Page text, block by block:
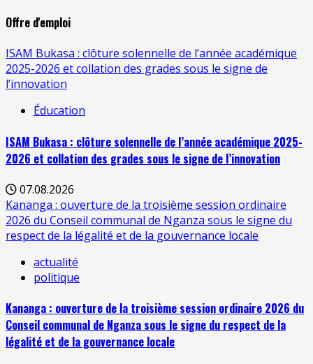
Offre d'emploi
ISAM Bukasa : clôture solennelle de l’année académique
2025-2026 et collation des grades sous le signe de
l’innovation
Éducation
ISAM Bukasa : clôture solennelle de l’année académique 2025-
2026 et collation des grades sous le signe de l’innovation
07.08.2026
Kananga : ouverture de la troisième session ordinaire
2026 du Conseil communal de Nganza sous le signe du
respect de la légalité et de la gouvernance locale
actualité
politique
Kananga : ouverture de la troisième session ordinaire 2026 du
Conseil communal de Nganza sous le signe du respect de la
légalité et de la gouvernance locale